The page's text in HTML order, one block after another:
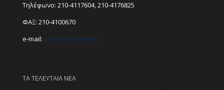
Τηλέφωνο: 210-4117604,210-4176825
ΦΑΞ: 210-4100670
e-mail: peathen@otenet.gr
ΤΑ ΤΕΛΕΥΤΑΙΑ ΝΕΑ